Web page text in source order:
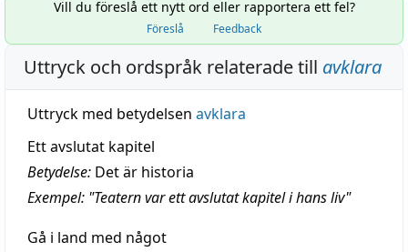
Vill du föreslå ett nytt ord eller rapportera ett fel?
Föreslå Feedback
Uttryck och ordspråk relaterade till avklara
Uttryck med betydelsen avklara
Ett avslutat kapitel
Betydelse: Det är historia
Exempel: "Teatern var ett avslutat kapitel i hans liv"
Gå i land med något